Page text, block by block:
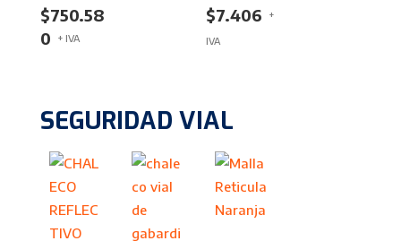
$750.58
0
+ IVA
$7.406 +
IVA
SEGURIDAD VIAL